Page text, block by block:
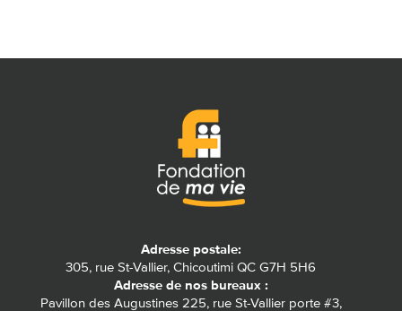
Adresse postale:
305, rue St-Vallier, Chicoutimi QC G7H 5H6
Adresse de nos bureaux :
Pavillon des Augustines 225, rue St-Vallier porte #3,